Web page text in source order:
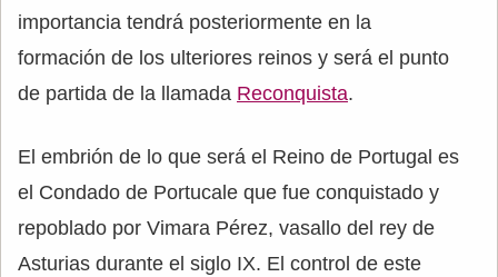
importancia tendrá posteriormente en la
formación de los ulteriores reinos y será el punto
de partida de la llamada Reconquista.
El embrión de lo que será el Reino de Portugal es
el Condado de Portucale que fue conquistado y
repoblado por Vimara Pérez, vasallo del rey de
Asturias durante el siglo IX. El control de este